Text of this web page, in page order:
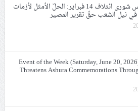
رئيس مجلس شورى ائتلاف 14 فبراير: الحلّ الأمثل لأزمات
في نيل الشعب حقّ تقرير المصير
Event of the Week (Saturday, June 20,
Threatens Ashura Commemorations